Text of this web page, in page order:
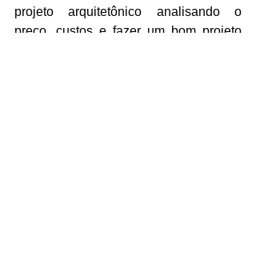
projeto arquitetônico analisando o
preço, custos e fazer um bom projeto